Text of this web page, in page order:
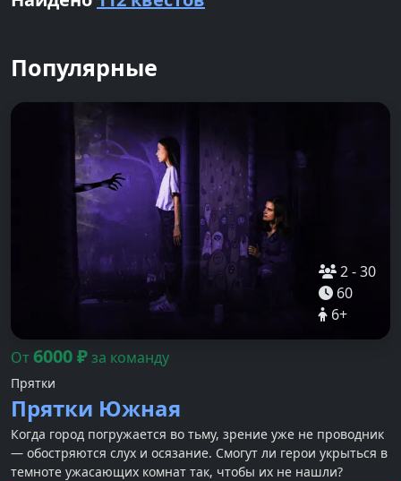
Популярные
2-30
60
6+
От6000₽за команду
Прятки
Прятки Южная
Когда город погружается во тьму, зрение уже не проводник
— обостряются слух и осязание. Смогут ли герои укрыться в
темноте ужасающих комнат так, чтобы их не нашли?